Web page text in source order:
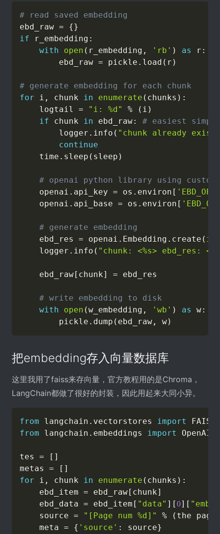
# read saved embedding
ebd_raw = {}
if r_embedding :
with
open ( r_embedding , 'rb' ) as r :
        ebd_raw
= pickle . load ( r )
# generate embedding for each chunk
for i , chunk in enumerate ( chunks ) :
    logtail
= "i: %d" % ( i )
if chunk in ebd_raw:
# easiest simple
        logger
. info ( "chunk already
continue
    time
. sleep ( sleep )
# openai python library using custom
    openai
. api_key = os . environ [
    openai
. api_base = os . environ [
# generate embedding
    ebd_res
= openai . Embedding . create (
    logger
. info ( "chunk: <%s> ebd_res:
    ebd_raw
[ chunk] = ebd_res
# write embedding to disk
with
open (w_embedding , 'wb' ) as w:
        pickle
. dump ( ebd_raw , w)
把embedding存入向量数据库
这里我用了faiss来存向量，官方教程用的是Chroma，
LangChain都做了很好的封装，因此用起来大同小异。
from langchain . vectorstores import
from langchain . embeddings import
tes = [ ]
metas = [ ]
for i , chunk in enumerate ( chunks ) :
    ebd_item
= ebd_raw [ chunk]
    ebd_data
= ebd_item [ "data" ] [0] [
    source
= "[Page num %d]" % ( the
    meta
= { 'source' : source}